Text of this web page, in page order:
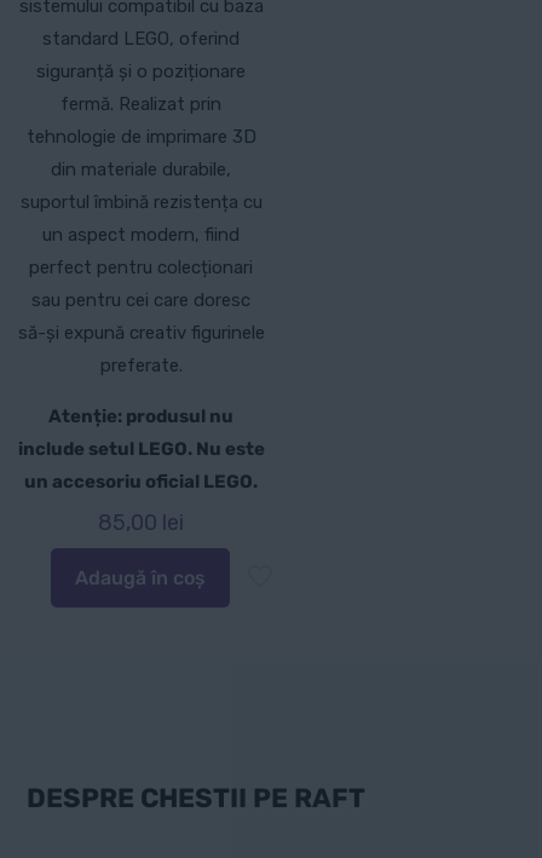
sistemului compatibil cu baza
standard LEGO, oferind
siguranță și o poziționare
fermă. Realizat prin
tehnologie de imprimare 3D
din materiale durabile,
suportul îmbină rezistența cu
un aspect modern, fiind
perfect pentru colecționari
sau pentru cei care doresc
să-și expună creativ figurinele
preferate.
Atenție: produsul nu
include setul LEGO. Nu este
un accesoriu oficial LEGO.
85,00 lei
Adaugă în coș
DESPRE CHESTII PE RAFT